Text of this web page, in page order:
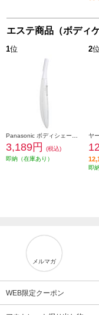
エステ商品（ボディ
1位
3,189円
(税込)
即納（在庫あり）
2位
即
メルマガ
WEB限定クーポン